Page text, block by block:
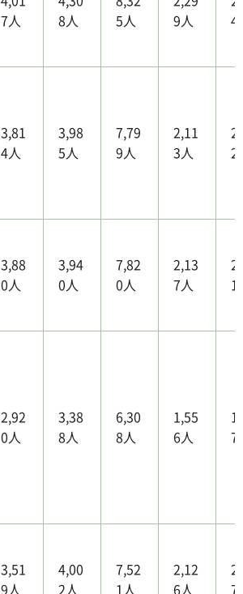
7人
8人
5人
9人
4
3,81
4人
3,98
5人
7,79
9人
2,11
3人
2
3,88
0人
3,94
0人
7,82
0人
2,13
7人
1
2,92
0人
3,38
8人
6,30
8人
1,55
6人
7
3,51
9人
4,00
2人
7,52
1人
2,12
6人
7